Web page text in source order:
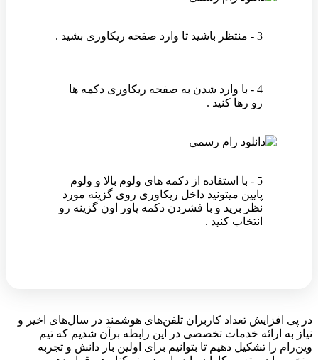
3 - منتظر باشید تا وارد صفحه ریکاوری بشید .
4 - با وارد شدن به صفحه ریکاوری دکمه ها
رو رها کنید .
5 - با استفاده از دکمه های ولوم بالا و ولوم
پایین میتونید داخل ریکاوری روی گزینه مورد
نظر برید و با فشردن دکمه پاور اون گزینه رو
انتخاب کنید .
در پی افزایش تعداد کاربران تلفن‌های هوشمند در سال‌های اخیر و
نیاز به ارائه خدمات تخصصی در این رابطه برآن شدیم که تیم
وین‌رام را تشکیل دهیم تا بتوانیم برای اولین بار دانش و تجربه